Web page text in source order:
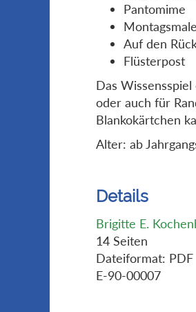
Pantomime
Auf den
Flüsterpost
Das
oder auch für
Blankokärtchen
Alter: ab
Details
Brigitte E.
14 Seiten
Dateiformat: PDF
E-90-00007